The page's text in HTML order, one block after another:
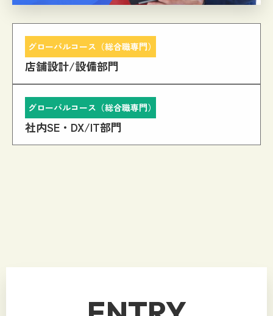
グローバルコース（総合職専門）
店舗設計/設備部門
グローバルコース（総合職専門）
社内SE・DX/IT部門